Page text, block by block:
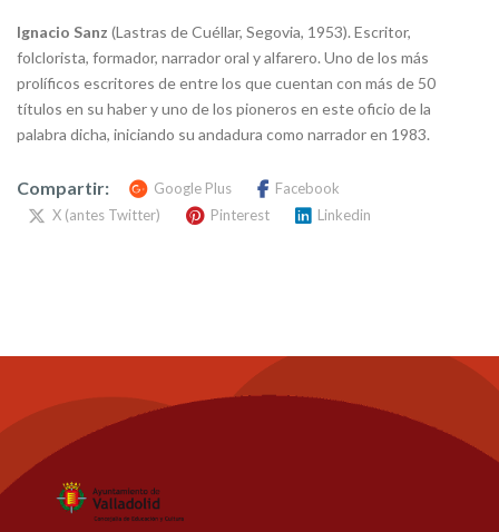
Ignacio Sanz (Lastras de Cuéllar, Segovia, 1953). Escritor,
folclorista, formador, narrador oral y alfarero. Uno de los más
prolíficos escritores de entre los que cuentan con más de 50
títulos en su haber y uno de los pioneros en este oficio de la
palabra dicha, iniciando su andadura como narrador en 1983.
Compartir: Google Plus
Facebook
X (antes Twitter)
Pinterest Linkedin